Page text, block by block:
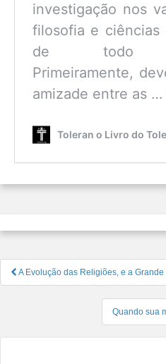
investigação nos
filosofia e ciências
de todo
Primeiramente,
amizade entre as …
Toleran o Livro do
Navegação
de
A Evolução das Religiões, e a
Quando sua